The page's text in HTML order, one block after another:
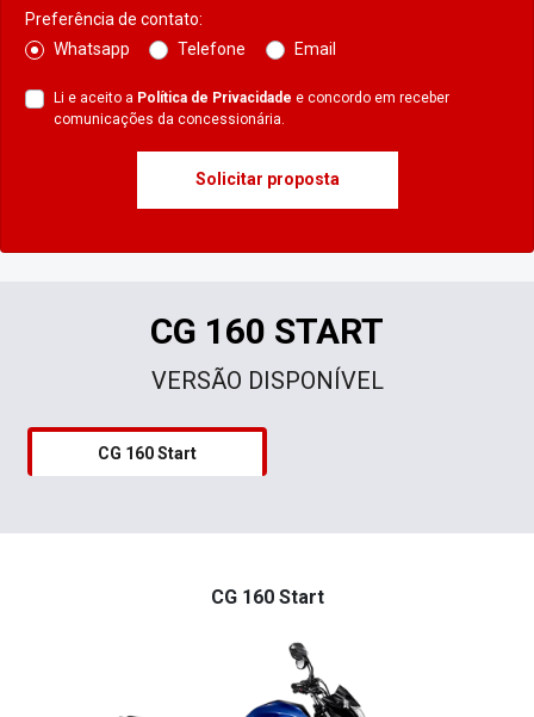
Preferência de contato:
Whatsapp
Telefone Email
Li e aceito a Política de Privacidade e concordo em receber
comunicações da concessionária.
Solicitar proposta
CG 160 START
VERSÃO DISPONÍVEL
CG 160 Start
CG 160 Start